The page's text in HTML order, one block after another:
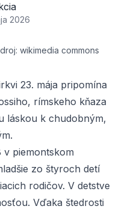
2026
wikimedia commons
23. mája pripomína
rímskeho kňaza
láskou k chudobným,
v piemontskom
zo štyroch detí
rodičov. V detstve
Vďaka štedrosti